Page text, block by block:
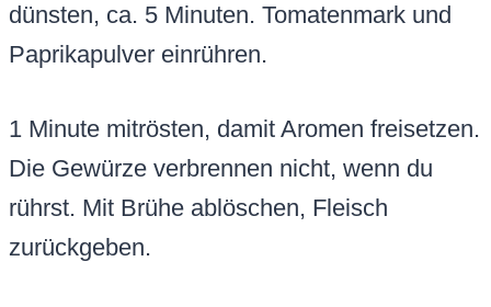
dünsten, ca. 5 Minuten. Tomatenmark und
Paprikapulver einrühren.
1 Minute mitrösten, damit Aromen freisetzen.
Die Gewürze verbrennen nicht, wenn du
rührst. Mit Brühe ablöschen, Fleisch
zurückgeben.